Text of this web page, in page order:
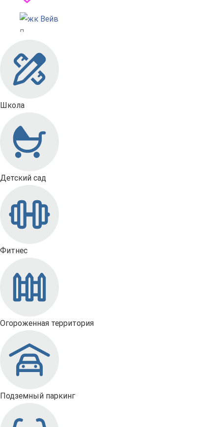
Школа
Детский сад
Фитнес
Огороженная территория
Подземный паркинг